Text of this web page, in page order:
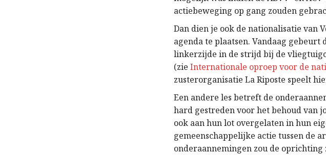
actiebeweging op gang zouden
Dan dien je ook de nationalisatie van
agenda te plaatsen. Vandaag
linkerzijde in de strijd bij de
(zieInternationale oproep voor de
zusterorganisatie La Riposte speelt
Een andere les betreft de
hard gestreden voor het behoud van
ook aan hun lot overgelaten in hun
gemeenschappelijke actie tussen de
onderaannemingen zou de